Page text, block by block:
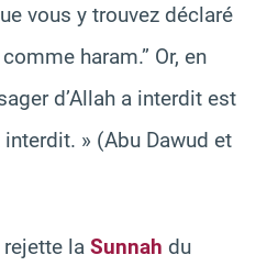
vous y trouvez déclaré
haram.” Or, en
d’Allah a interdit est
» (Abu Dawud et
la Sunnah du